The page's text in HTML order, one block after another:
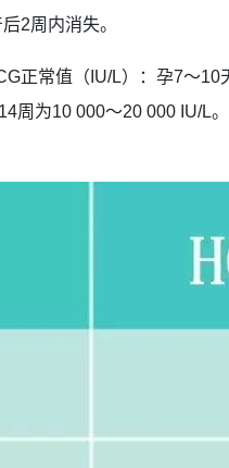
2周内消失。
正常值（IU/L）：孕7～10
周为10 000～20 000 IU/L